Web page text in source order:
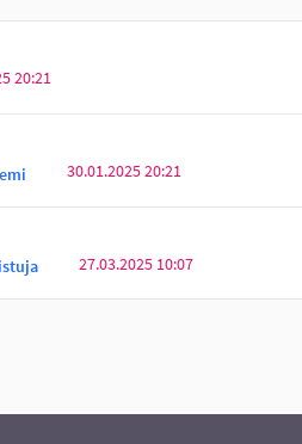
20:21
30.01.2025 20:21
27.03.2025 10:07